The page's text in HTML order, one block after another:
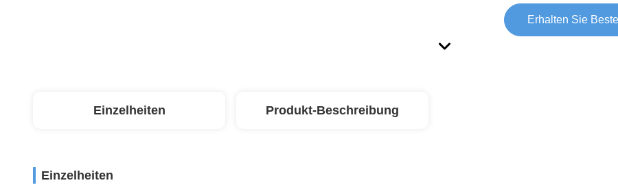
Erhalten Sie
Einzelheiten Produkt-Beschreibung
Einzelheiten